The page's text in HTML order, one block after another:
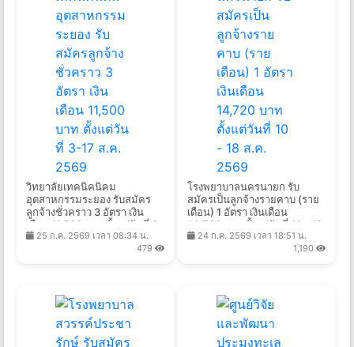
วิทยาลัยเทคนิคนิคม
อุตสาหกรรมระยอง รับสมัคร
ลูกจ้างชั่วคราว 3 อัตรา เงิน
เดือน 11,500 บาท ตั้งแต่วันที่ 3-
17 ส.ค. 2569
25 ก.ค. 2569 เวลา 08:34 น.
479
โรงพยาบาลนครนายก รับ
สมัครเป็นลูกจ้างรายคาบ (ราย
เดือน) 1 อัตรา เงินเดือน
14,720 บาท ตั้งแต่วันที่ 10 - 18
ส.ค. 2569
24 ก.ค. 2569 เวลา 18:51 น.
1,190